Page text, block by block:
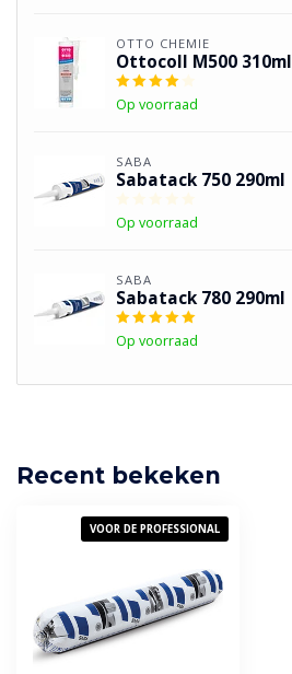
OTTO CHEMIE
Ottocoll M500 310ml
Op voorraad
SABA
Sabatack 750 290ml
Op voorraad
SABA
Sabatack 780 290ml
Op voorraad
Recent bekeken
VOOR DE PROFESSIONAL